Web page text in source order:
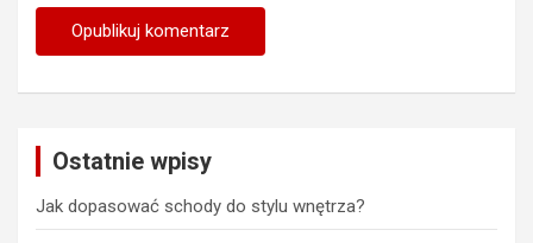
Ostatnie wpisy
Jak dopasować schody do stylu wnętrza?